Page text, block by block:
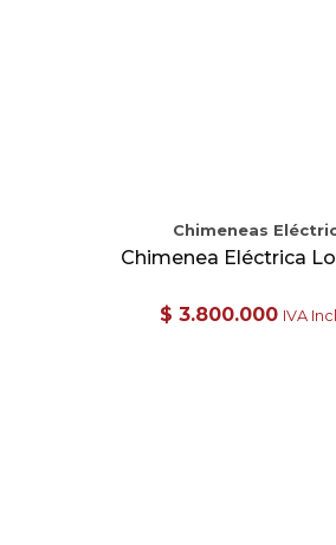
Chimeneas
Chimenea Eléctrica
$ 3.800.000 IVA